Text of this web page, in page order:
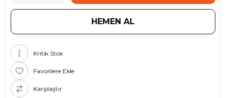
Kritik Stok
Favorilere Ekle
Karşılaştır